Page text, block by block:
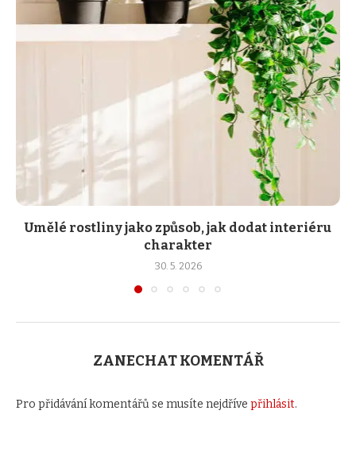
Umělé rostliny jako způsob, jak dodat interiéru
charakter
30. 5. 2026
ZANECHAT KOMENTÁŘ
Pro přidávání komentářů se musíte nejdříve přihlásit.